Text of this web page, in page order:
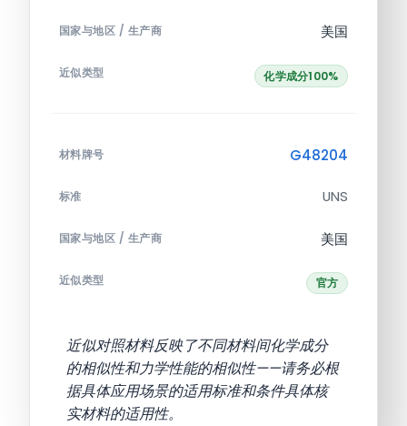
国家与地区 / 生产商 美国
近似类型 化学成分100%
材料牌号 G48204
标准 UNS
国家与地区 / 生产商 美国
近似类型 官方
近似对照材料反映了不同材料间化学成分
的相似性和力学性能的相似性——请务必根
据具体应用场景的适用标准和条件具体核
实材料的适用性。